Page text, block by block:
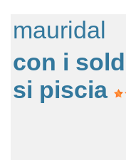
mauridal
con i
si piscia